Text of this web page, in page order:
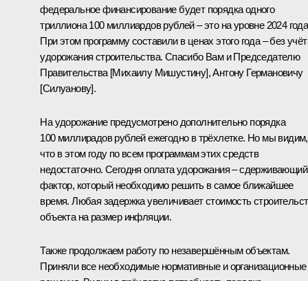
федеральное финансирование будет порядка одного
триллиона 100 миллиардов рублей – это на уровне 2024
При этом программу составили в ценах этого года – без
удорожания строительства. Спасибо Вам и Председателю
Правительства [Михаилу Мишустину], Антону Германовичу
[Силуанову].
На удорожание предусмотрено дополнительно порядка
100 миллирадов рублей ежегодно в трёхлетке. Но мы видим,
что в этом году по всем программам этих средств
недостаточно. Сегодня оплата удорожания – сдерживающий
фактор, который необходимо решить в самое ближайшее
время. Любая задержка увеличивает стоимость
объекта на размер инфляции.
Также продолжаем работу по незавершённым объектам.
Приняли все необходимые нормативные и организационные